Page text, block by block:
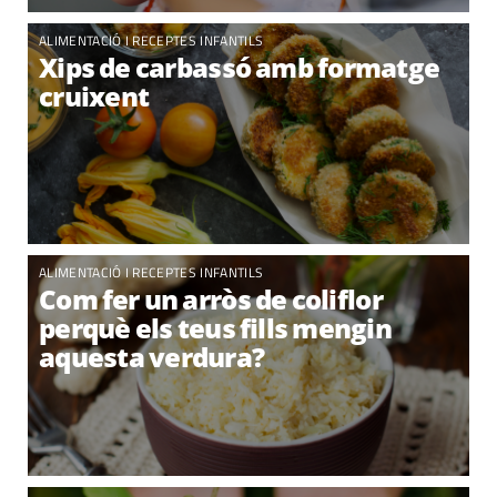
ALIMENTACIÓ I RECEPTES INFANTILS
Xips de carbassó amb formatge
cruixent
ALIMENTACIÓ I RECEPTES INFANTILS
Com fer un arròs de coliflor
perquè els teus fills mengin
aquesta verdura?